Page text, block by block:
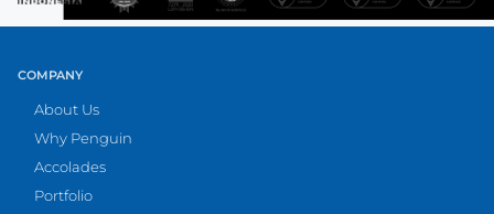
COMPANY
About Us
Why Penguin
Accolades
Portfolio